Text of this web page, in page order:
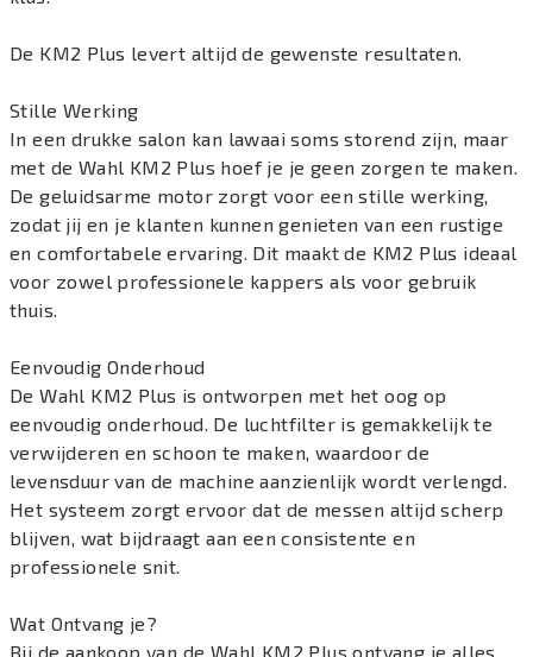
De KM2 Plus levert altijd de gewenste resultaten.
Stille Werking
In een drukke salon kan lawaai soms storend zijn, maar
met de Wahl KM2 Plus hoef je je geen zorgen te maken.
De geluidsarme motor zorgt voor een stille werking,
zodat jij en je klanten kunnen genieten van een rustige
en comfortabele ervaring. Dit maakt de KM2 Plus ideaal
voor zowel professionele kappers als voor gebruik
thuis.
Eenvoudig Onderhoud
De Wahl KM2 Plus is ontworpen met het oog op
eenvoudig onderhoud. De luchtfilter is gemakkelijk te
verwijderen en schoon te maken, waardoor de
levensduur van de machine aanzienlijk wordt verlengd.
Het systeem zorgt ervoor dat de messen altijd scherp
blijven, wat bijdraagt aan een consistente en
professionele snit.
Wat Ontvang je?
Bij de aankoop van de Wahl KM2 Plus ontvang je alles